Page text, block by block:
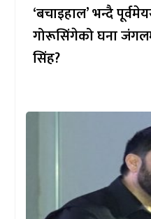
‘बचाइहाल’ भन्दै
गोरूसिंगेको घना
सिंह?